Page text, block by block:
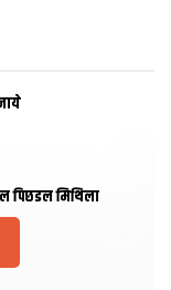
पिछडल मिथिला